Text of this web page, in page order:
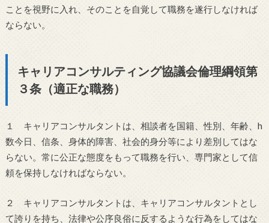
ことを視野に入れ、そのことを自覚して職務を遂行しなければ
ならない。
キャリアコンサルティング協議会倫理綱領第
３条（適正な職務）
１ キャリアコンサルタントは、相談者を国籍、性別、年齢、h
数今日、信条、身体的障害、社会的身分等により差別してはな
らない。常に公正な態度をもって職務を行い、専門家として信
頼を保持しなければならない。
２ キャリアコンサルタントは、キャリアコンサルタントとし
て誇りを持ち、法律や公序良俗に反するような行為をしてはな